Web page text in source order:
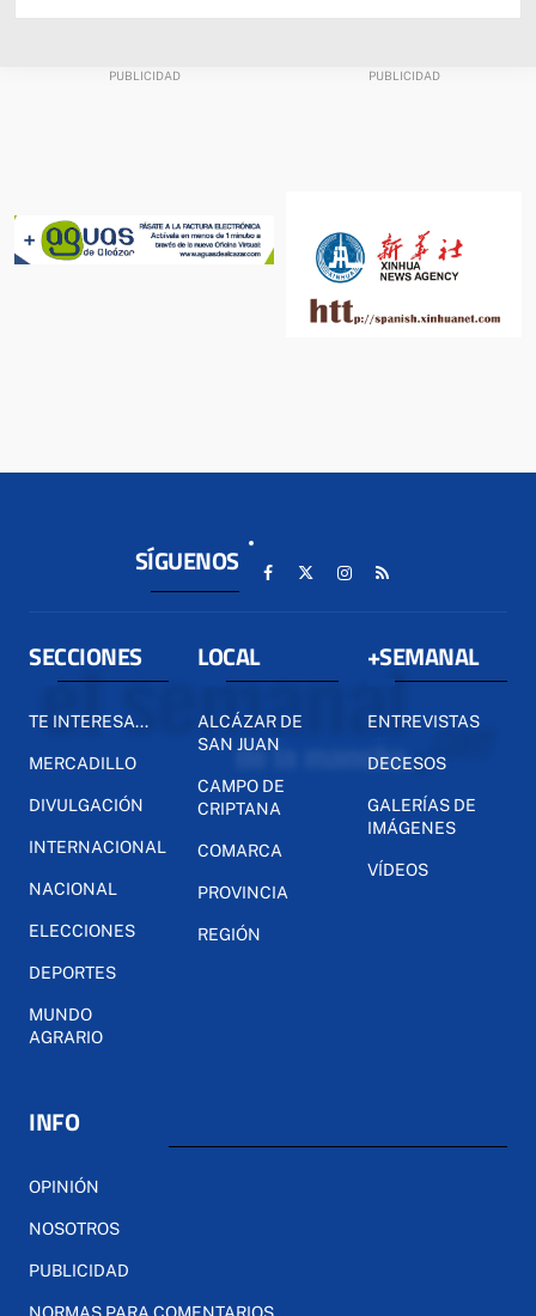
SÍGUENOS
SECCIONES
TE INTERESA...
MERCADILLO
DIVULGACIÓN
INTERNACIONAL
NACIONAL
ELECCIONES
DEPORTES
MUNDO
AGRARIO
LOCAL
ALCÁZAR DE
SAN JUAN
CAMPO DE
CRIPTANA
COMARCA
PROVINCIA
REGIÓN
+SEMANAL
ENTREVISTAS
DECESOS
GALERÍAS DE
IMÁGENES
VÍDEOS
INFO
OPINIÓN
NOSOTROS
PUBLICIDAD
NORMAS PARA COMENTARIOS